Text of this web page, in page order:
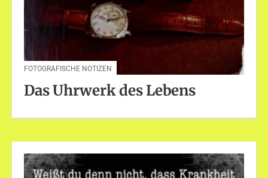
FOTOGRAFISCHE NOTIZEN
Das Uhrwerk des Lebens